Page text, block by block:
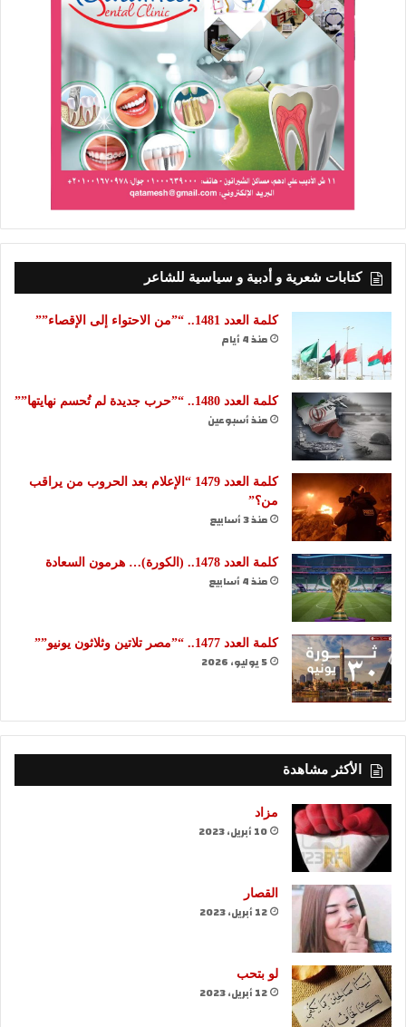
كتابات شعرية و أدبية و سياسية للشاعر
كلمة العدد 1481.. “”من الاحتواء إلى الإقصاء””
منذ 4 أيام
كلمة العدد 1480.. “”حرب جديدة لم تُحسم نهايتها””
منذ أسبوعين
كلمة العدد 1479 “الإعلام بعد الحروب من يراقب
من؟”
منذ 3 أسابيع
كلمة العدد 1478.. (الكورة)… هرمون السعادة
منذ 4 أسابيع
كلمة العدد 1477.. “”مصر تلاتين وثلاثون يونيو””
5 يوليو، 2026
الأكثر مشاهدة
مزاد
10 أبريل، 2023
القصار
12 أبريل، 2023
لو بتحب
12 أبريل، 2023